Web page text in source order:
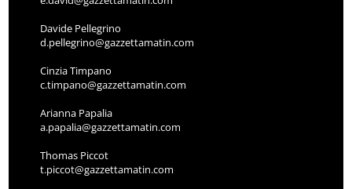
Davide Pellegrino
d.pellegrino@gazzettamatin.com
Cinzia Timpano
c.timpano@gazzettamatin.com
Arianna Papalia
a.papalia@gazzettamatin.com
Thomas Piccot
t.piccot@gazzettamatin.com